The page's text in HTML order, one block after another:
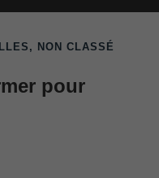
, NON CLASSÉ
pour